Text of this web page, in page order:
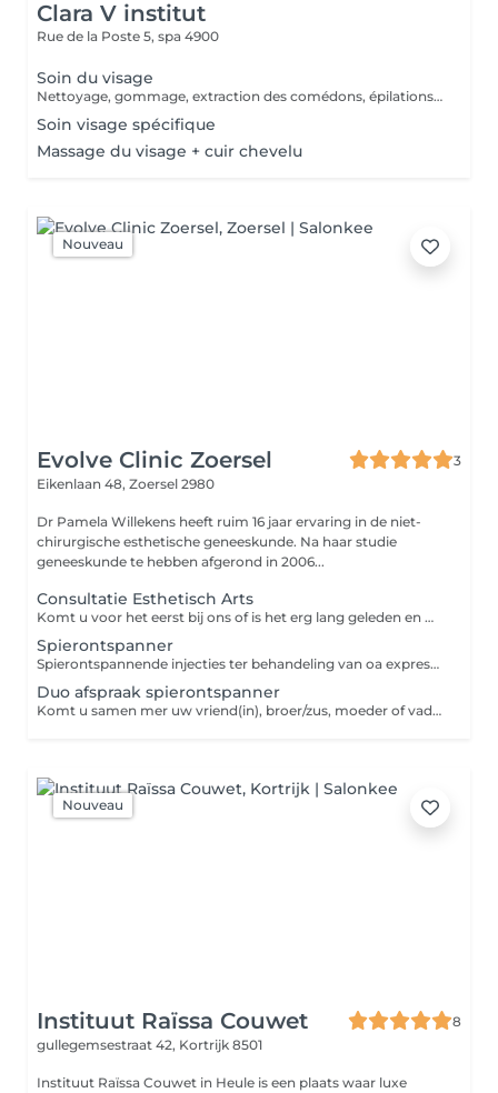
Clara V institut
Rue de la Poste 5, spa 4900
Soin du visage
Nettoyage, gommage, extraction des comédons, épilations sourcils, massage.
Soin visage spécifique
Massage du visage + cuir chevelu
Nouveau
Evolve Clinic Zoersel
3
Eikenlaan 48, Zoersel 2980
Dr Pamela Willekens heeft ruim 16 jaar ervaring in de niet-
chirurgische esthetische geneeskunde. Na haar studie
geneeskunde te hebben afgerond in 2006...
Consultatie Esthetisch Arts
Komt u voor het eerst bij ons of is het erg lang geleden en wenst u een verkennend gesprek over de verschillende mogelijkheden voor u? Eén van onze artsen staat u graag te woord.
Spierontspanner
Spierontspannende injecties ter behandeling van oa expressielijnen, spanningshoofdpijn, kaakklemmen,huidverbetering vanaf 85€
Duo afspraak spierontspanner
Komt u samen mer uw vriend(in), broer/zus, moeder of vader of ... ? Dan kan u deze duo behandeling kiezen.
Nouveau
Instituut Raïssa Couwet
8
gullegemsestraat 42, Kortrijk 8501
Instituut Raïssa Couwet in Heule is een plaats waar luxe